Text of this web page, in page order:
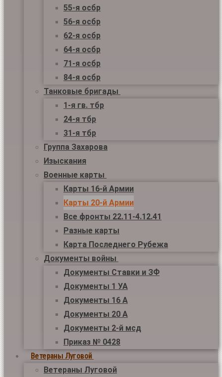
55-я осбр
56-я осбр
62-я осбр
64-я осбр
71-я осбр
84-я осбр
Танковые бригады
1-я гв. тбр
24-я тбр
31-я тбр
Группа Захарова
Изыскания
Военные карты
Карты 16-й Армии
Карты 20-й Армии
Все фронты 22.11-4.12.41
Разные карты
Карта Последнего Рубежа
Документы войны
Документы Ставки и ЗФ
Документы 1 УА
Документы 16 А
Документы 20 А
Документы 2-й мсд
Приказ № 0428
Ветераны Луговой
Ветераны Луговой